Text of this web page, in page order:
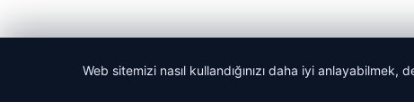
Web sitemizi nasıl kullandığınızı daha iyi